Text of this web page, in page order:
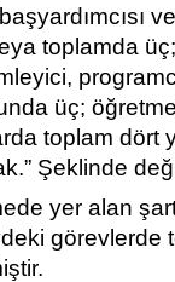
toplamda
üç;
toplam dört
Şeklinde
yer alan
görevlerde